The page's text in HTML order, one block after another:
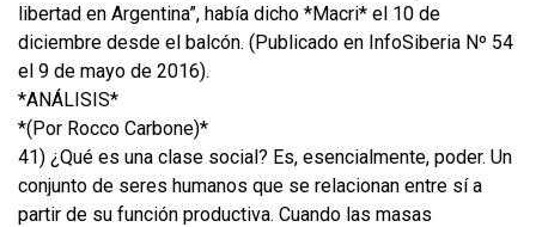
libertad en Argentina”, había dicho *Macri* el 10 de
diciembre desde el balcón. (Publicado en InfoSiberia Nº 54
el 9 de mayo de 2016).
*ANÁLISIS*
*(Por Rocco Carbone)*
41) ¿Qué es una clase social? Es, esencialmente, poder. Un
conjunto de seres humanos que se relacionan entre sí a
partir de su función productiva. Cuando las masas